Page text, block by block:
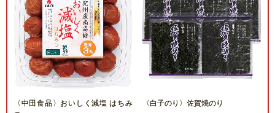
〈中田食品〉おいしく減塩 はちみ
〈白子のり〉佐賀焼のり